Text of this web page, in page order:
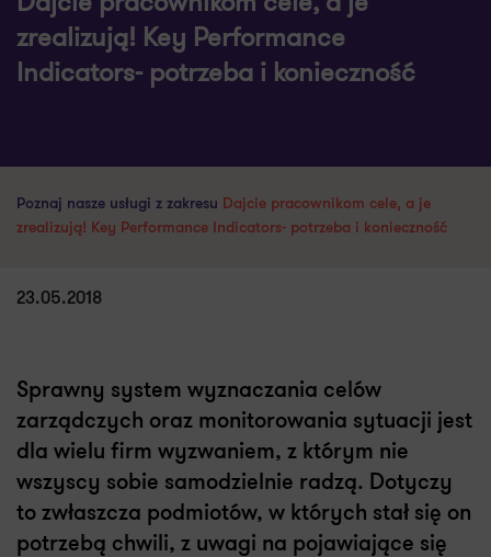
zrealizują! Key Performance
Indicators- potrzeba i konieczność
Poznaj nasze usługi z zakresu Dajcie pracownikom cele, a je
zrealizują! Key Performance Indicators- potrzeba i konieczność
23.05.2018
Sprawny system wyznaczania celów
zarządczych oraz monitorowania sytuacji jest
dla wielu firm wyzwaniem, z którym nie
wszyscy sobie samodzielnie radzą. Dotyczy
to zwłaszcza podmiotów, w których stał się on
potrzebą chwili, z uwagi na pojawiające się